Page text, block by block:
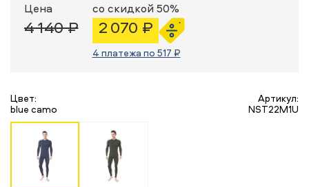
Цена
4 140 ₽
со скидкой 50%
2 070 ₽
4 платежа по 517 ₽
Цвет:
blue camo
Артикул:
NST22M1U